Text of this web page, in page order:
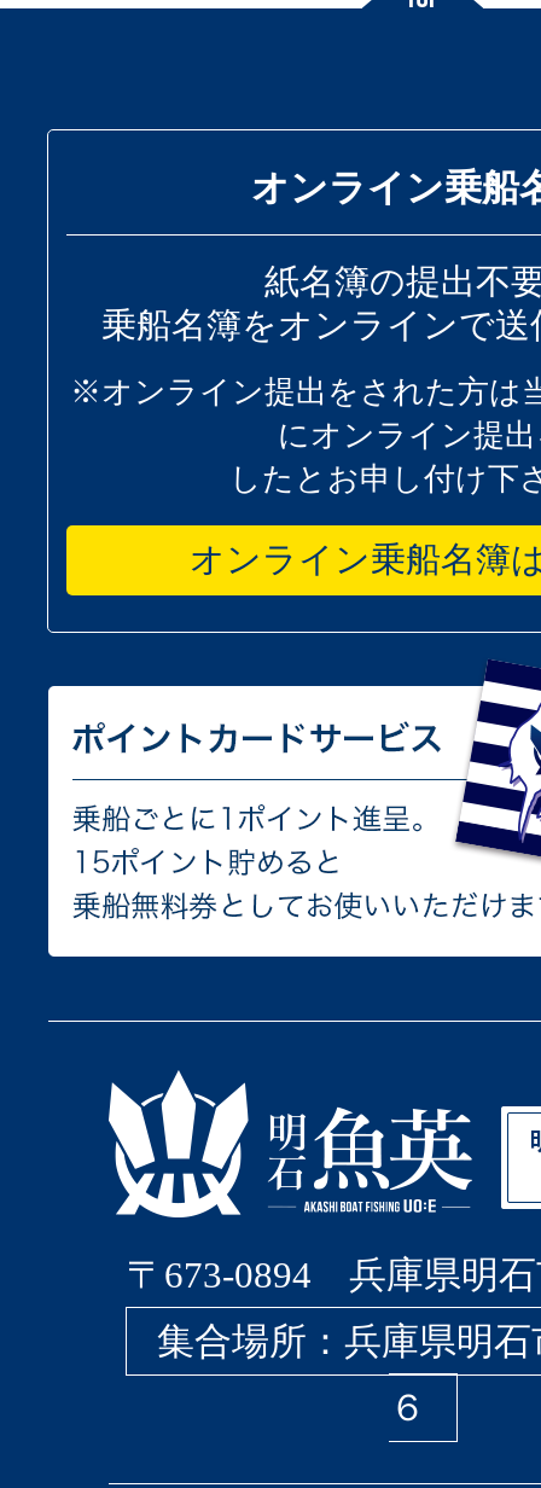
オンライン乗船
紙名簿の提出不
乗船名簿をオンラインで
※オンライン提出をされた方は
にオンライン提
したとお申し付け下
オンライン乗船名簿
〒673-0894 兵庫県明石
集合場所：兵庫県明
６